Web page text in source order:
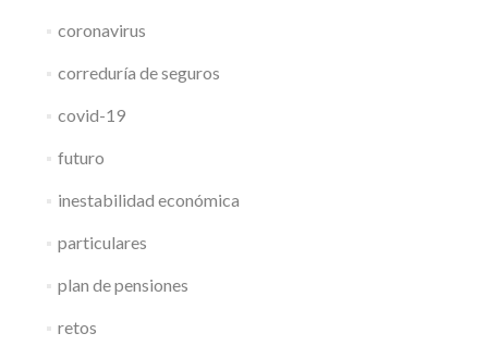
coronavirus
correduría de seguros
covid-19
futuro
inestabilidad económica
particulares
plan de pensiones
retos